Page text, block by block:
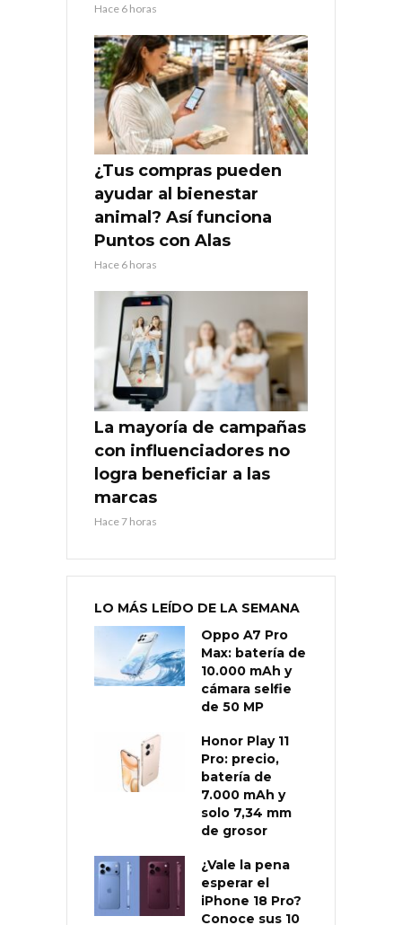
Hace 6 horas
¿Tus compras pueden
ayudar al bienestar
animal? Así funciona
Puntos con Alas
Hace 6 horas
La mayoría de campañas
con influenciadores no
logra beneficiar a las
marcas
Hace 7 horas
LO MÁS LEÍDO DE LA SEMANA
Oppo A7 Pro
Max: batería de
10.000 mAh y
cámara selfie
de 50 MP
Honor Play 11
Pro: precio,
batería de
7.000 mAh y
solo 7,34 mm
de grosor
¿Vale la pena
esperar el
iPhone 18 Pro?
Conoce sus 10